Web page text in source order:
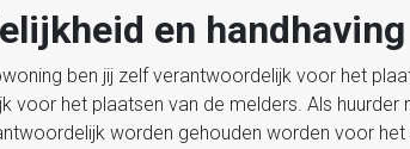
en handhaving
ben jij zelf verantwoordelijk voor het
voor het plaatsen van de melders. Als
worden gehouden worden voor